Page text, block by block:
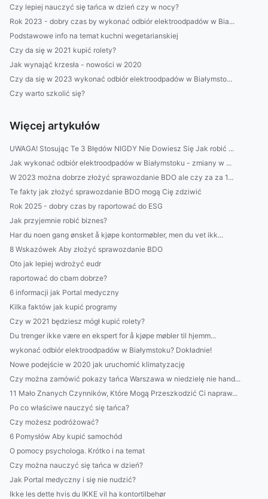
Czy lepiej nauczyć się tańca w dzień czy w nocy?
Rok 2023 - dobry czas by wykonać odbiór elektroodpadów w Bia...
Podstawowe info na temat kuchni wegetarianskiej
Czy da się w 2021 kupić rolety?
Jak wynająć krzesła - nowości w 2020
Czy da się w 2023 wykonać odbiór elektroodpadów w Białymsto...
Czy warto szkolić się?
Więcej artykułów
UWAGA! Stosując Te 3 Błędów NIGDY Nie Dowiesz Się Jak robić ...
Jak wykonać odbiór elektroodpadów w Białymstoku - zmiany w ...
W 2023 można dobrze złożyć sprawozdanie BDO ale czy za za 1...
Te fakty jak złożyć sprawozdanie BDO mogą Cię zdziwić
Rok 2025 - dobry czas by raportować do ESG
Jak przyjemnie robić biznes?
Har du noen gang ønsket å kjøpe kontormøbler, men du vet ikk...
8 Wskazówek Aby złożyć sprawozdanie BDO
Oto jak lepiej wdrożyć eudr
raportować do cbam dobrze?
6 informacji jak Portal medyczny
Kilka faktów jak kupić programy
Czy w 2021 będziesz mógł kupić rolety?
Du trenger ikke være en ekspert for å kjøpe møbler til hjemm...
wykonać odbiór elektroodpadów w Białymstoku? Dokładnie!
Nowe podejście w 2020 jak uruchomić klimatyzację
Czy można zamówić pokazy tańca Warszawa w niedzielę nie hand...
11 Mało Znanych Czynników, Które Mogą Przeszkodzić Ci napraw...
Po co właściwe nauczyć się tańca?
Czy możesz podróżować?
6 Pomysłów Aby kupić samochód
O pomocy psychologa. Krótko i na temat
Czy można nauczyć się tańca w dzień?
Jak Portal medyczny i się nie nudzić?
Ikke les dette hvis du IKKE vil ha kontortilbehør